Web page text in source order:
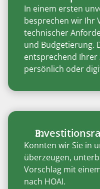
In einem ersten
besprechen wir Ihr
technischer
und Budgetierung.
entsprechend
persönlich oder
Konnten wir Sie in
überzeugen,
Vorschlag mit
nach HOAI.